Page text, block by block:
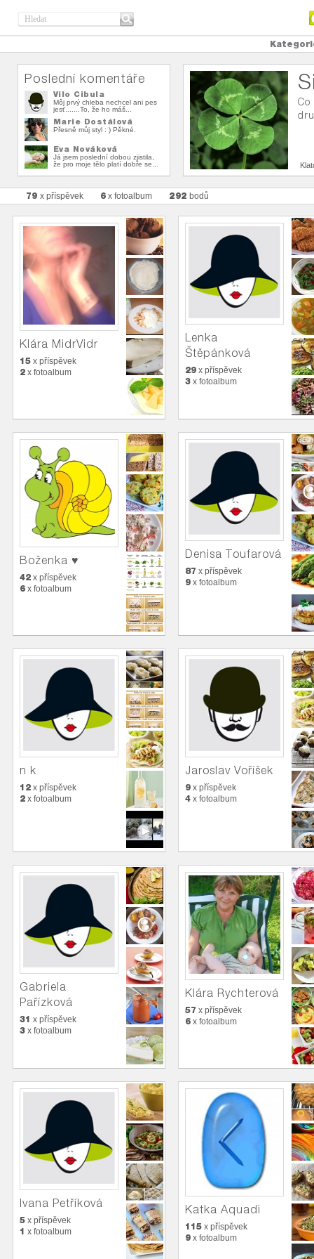
Poslední komentáře
Vilo Cibula
Môj prvý chleba nechcel ani pes
jesť.......To, že ho máš...
Marie Dostálová
Přesně můj styl : ) Pěkné.
Eva Nováková
Já jsem poslední dobou zjistila,
že pro moje tělo platí dobře se...
79 x příspěvek 6 x fotoalbum 292 bodů
Klára MidrVidr
15 x příspěvek
2 x fotoalbum
Lenka
Štěpánková
29 x příspěvek
3 x fotoalbum
Boženka ♥
42 x příspěvek
6 x fotoalbum
Denisa Toufarová
87 x příspěvek
9 x fotoalbum
n k
12 x příspěvek
2 x fotoalbum
Jaroslav Voříšek
9 x příspěvek
4 x fotoalbum
Gabriela
Pařízková
31 x příspěvek
3 x fotoalbum
Klára Rychterová
57 x příspěvek
6 x fotoalbum
Ivana Petříková
5 x příspěvek
1 x fotoalbum
Katka Aquadi
115 x příspěvek
9 x fotoalbum